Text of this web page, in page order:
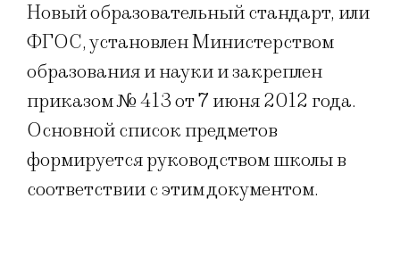
Новый образовательный стандарт, или
ФГОС, установлен Министерством
образования и науки и закреплен
приказом № 413 от 7 июня 2012 года.
Основной список предметов
формируется руководством школы в
соответствии с этим документом.